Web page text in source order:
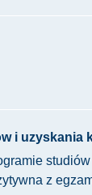
i uzyskania
z